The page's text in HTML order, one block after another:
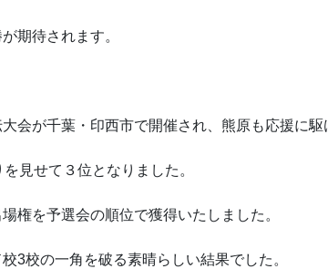
期待されます。
会が千葉・印西市で開催され、熊原も応援に駆
見せて３位となりました。
権を予選会の順位で獲得いたしました。
3校の一角を破る素晴らしい結果でした。